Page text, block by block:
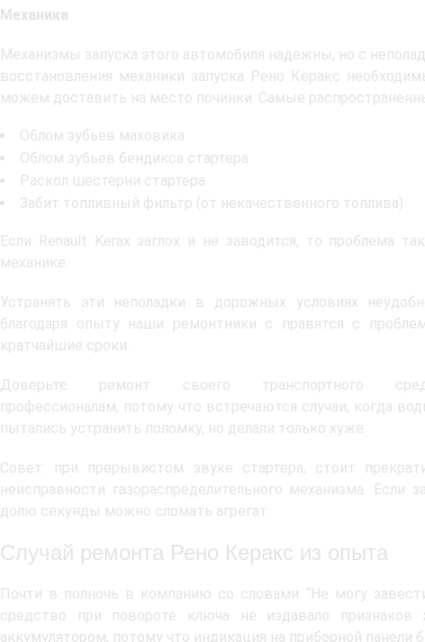
Механика
Механизмы запуска этого автомобиля надежны, но с
восстановления механики запуска Рено Керакс
можем доставить на место починки. Самые
Облом зубьев маховика
Облом зубьев бендикса стартера
Раскол шестерни стартера
Забит топливный фильтр (от некачественного топлива)
Если Renault Kerax заглох и не заводится, то проблема
механике.
Устранять эти неполадки в дорожных условиях
благодаря опыту наши ремонтники с правятся с
кратчайшие сроки.
Доверьте ремонт своего транспортного
профессионалам, потому что встречаются случаи, когда
пытались устранить поломку, но делали только хуже.
Совет: при прерывистом звуке стартера, стоит
неисправности газораспределительного механизма.
долю секунды можно сломать агрегат.
Случай ремонта Рено Керакс из опыта
Почти в полночь в компанию со словами “Не могу
средство при повороте ключа не издавало
аккумулятором, потому что индикация на приборной панели